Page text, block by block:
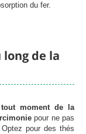
du fer.
de la
moment de la
pour ne pas
pour des thés